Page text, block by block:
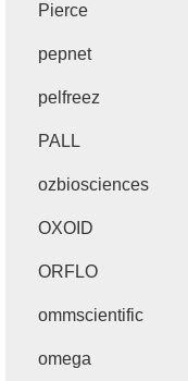
Pierce
pepnet
pelfreez
PALL
ozbiosciences
OXOID
ORFLO
ommscientific
omega